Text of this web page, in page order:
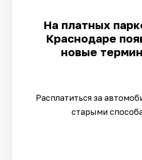
На платных
Краснодаре
новые
Расплатиться за
старыми